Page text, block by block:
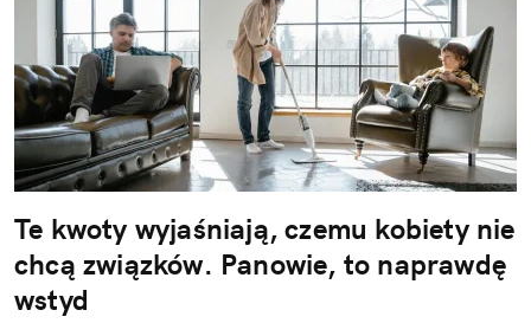
Te kwoty wyjaśniają, czemu kobiety nie
chcą związków. Panowie, to naprawdę
wstyd